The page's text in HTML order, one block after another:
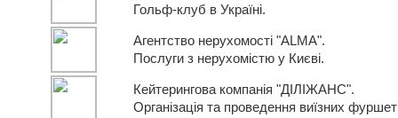
Гольф-клуб в Україні.
Агентство нерухомості "ALMA".
Послуги з нерухомістю у Києві.
Кейтерингова компанія "ДІЛІЖАНС".
Організація та проведення виїзних